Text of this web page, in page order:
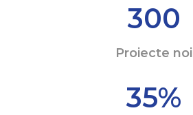
300
Proiecte noi
35%